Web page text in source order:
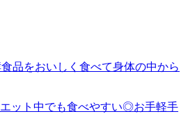
食品をおいしく食べて身体の中から
エット中でも食べやすい◎お手軽手